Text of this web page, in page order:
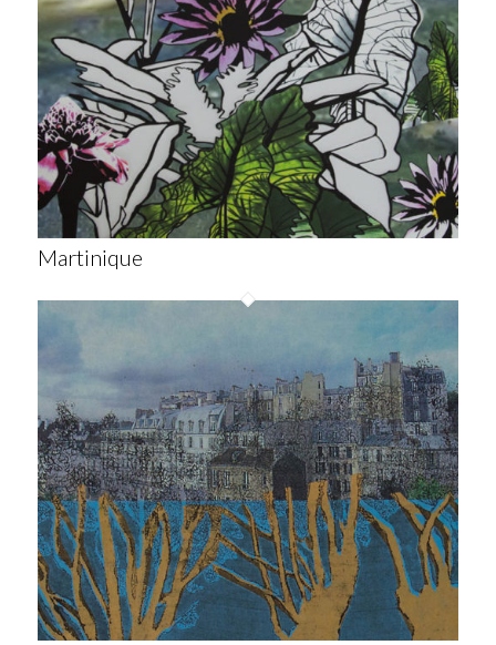
Martinique